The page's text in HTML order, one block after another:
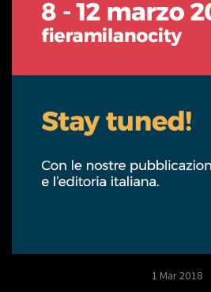
1 Mar 2018